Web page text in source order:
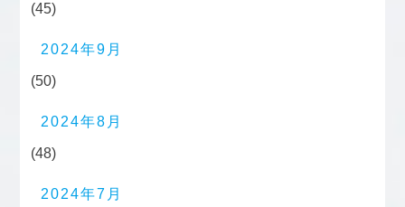
(45)
2024年9月
(50)
2024年8月
(48)
2024年7月